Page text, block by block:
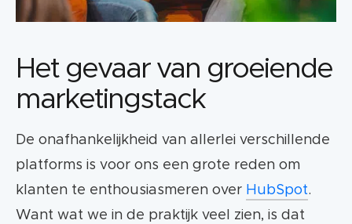
Het gevaar van groeiende
marketingstack
De onafhankelijkheid van allerlei verschillende
platforms is voor ons een grote reden om
klanten te enthousiasmeren over HubSpot.
Want wat we in de praktijk veel zien, is dat